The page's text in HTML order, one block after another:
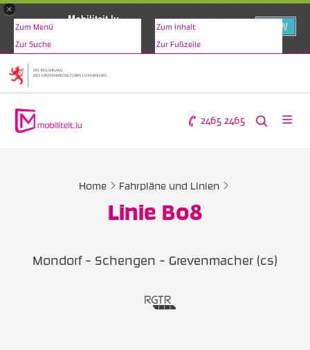
×
Mobiliteit.lu
VIEW
Zum Menü Zum Inhalt
Zur Suche Zur Fußzeile
2465 2465
Home Fahrpläne und Linien
Linie B08
Mondorf - Schengen - Grevenmacher (cs)